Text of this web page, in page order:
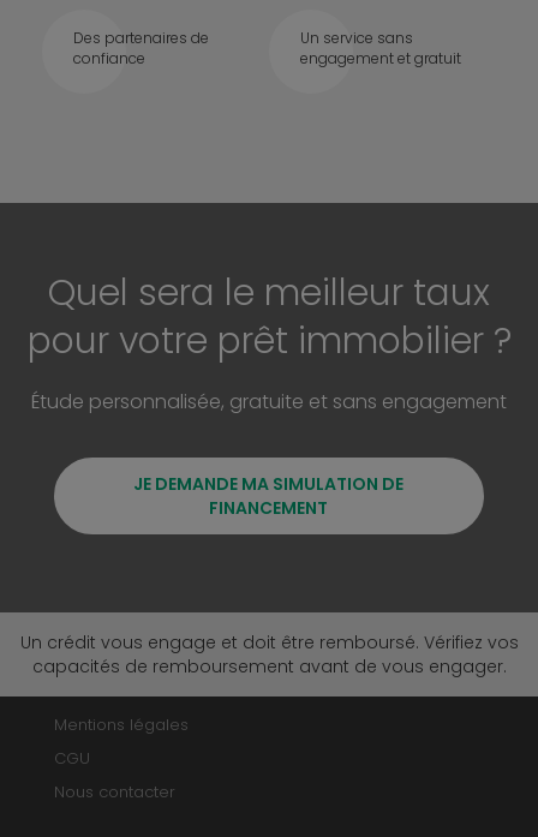
Des partenaires de
confiance
Un service sans
engagement et gratuit
Quel sera le meilleur taux
pour votre prêt immobilier ?
Étude personnalisée, gratuite et sans engagement
JE DEMANDE MA SIMULATION DE
FINANCEMENT
Un crédit vous engage et doit être remboursé. Vérifiez vos
capacités de remboursement avant de vous engager.
Mentions légales
CGU
Nous contacter